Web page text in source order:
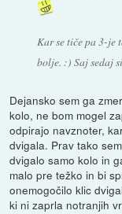
Kar se tiče pa 3-je
bolje. :) Saj sedaj
Dejansko sem ga
kolo, ne bom mogel
odpirajo navznoter,
dvigala. Prav tako
dvigalo samo kolo in
malo pre težko in bi
onemogočilo klic
ki ni zaprla notranjih